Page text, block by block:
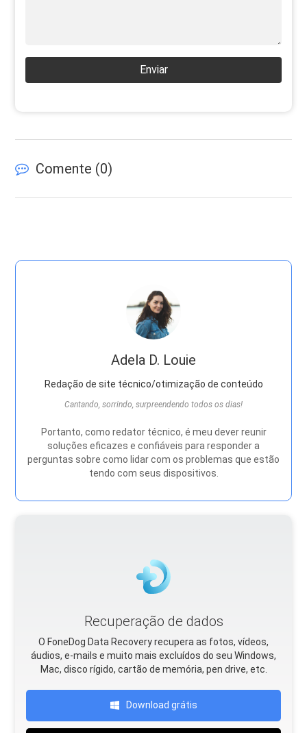
Enviar
Comente (0)
Adela D. Louie
Redação de site técnico/otimização de conteúdo
Cantando, sorrindo, surpreendendo todos os dias!
Portanto, como redator técnico, é meu dever reunir
soluções eficazes e confiáveis ​​para responder a
perguntas sobre como lidar com os problemas que estão
tendo com seus dispositivos.
Recuperação de dados
O FoneDog Data Recovery recupera as fotos, vídeos,
áudios, e-mails e muito mais excluídos do seu Windows,
Mac, disco rígido, cartão de memória, pen drive, etc.
Download grátis